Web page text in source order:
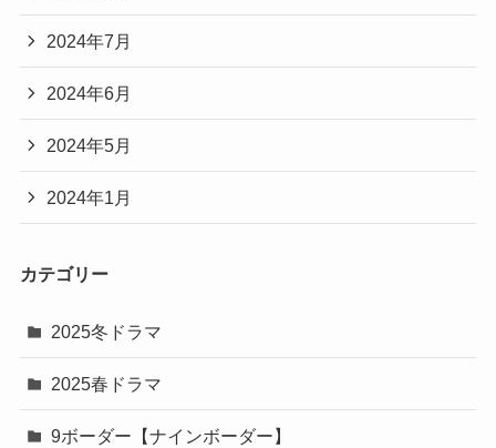
2024年7月
2024年6月
2024年5月
2024年1月
カテゴリー
2025冬ドラマ
2025春ドラマ
9ボーダー【ナインボーダー】